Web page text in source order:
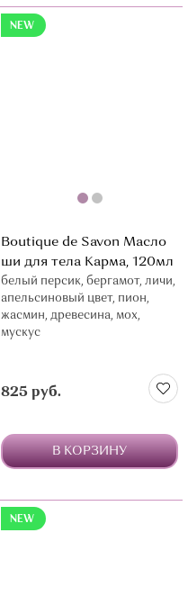
NEW
Boutique de Savon Масло
ши для тела Карма, 120мл
белый персик, бергамот, личи,
апельсиновый цвет, пион,
жасмин, древесина, мох,
мускус
825 руб.
В КОРЗИНУ
NEW